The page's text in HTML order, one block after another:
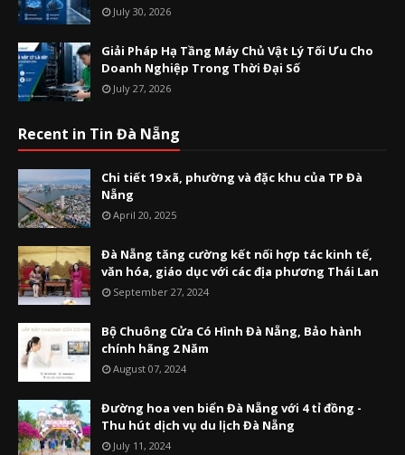
July 30, 2026
Giải Pháp Hạ Tầng Máy Chủ Vật Lý Tối Ưu Cho
Doanh Nghiệp Trong Thời Đại Số
July 27, 2026
Recent in Tin Đà Nẵng
Chi tiết 19 xã, phường và đặc khu của TP Đà
Nẵng
April 20, 2025
Đà Nẵng tăng cường kết nối hợp tác kinh tế,
văn hóa, giáo dục với các địa phương Thái Lan
September 27, 2024
Bộ Chuông Cửa Có Hình Đà Nẵng, Bảo hành
chính hãng 2 Năm
August 07, 2024
Đường hoa ven biển Đà Nẵng với 4 tỉ đồng -
Thu hút dịch vụ du lịch Đà Nẵng
July 11, 2024